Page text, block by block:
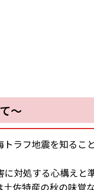
～
ラフ地震を知るこ
対処する心構えと
佐特産の秋の味覚